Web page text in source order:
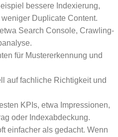
bessere Indexierung,
Duplicate Content.
Search Console, Crawling-
für Mustererkennung und
auf fachliche Richtigkeit und
KPIs, etwa Impressionen,
oder Indexabdeckung.
einfacher als gedacht. Wenn